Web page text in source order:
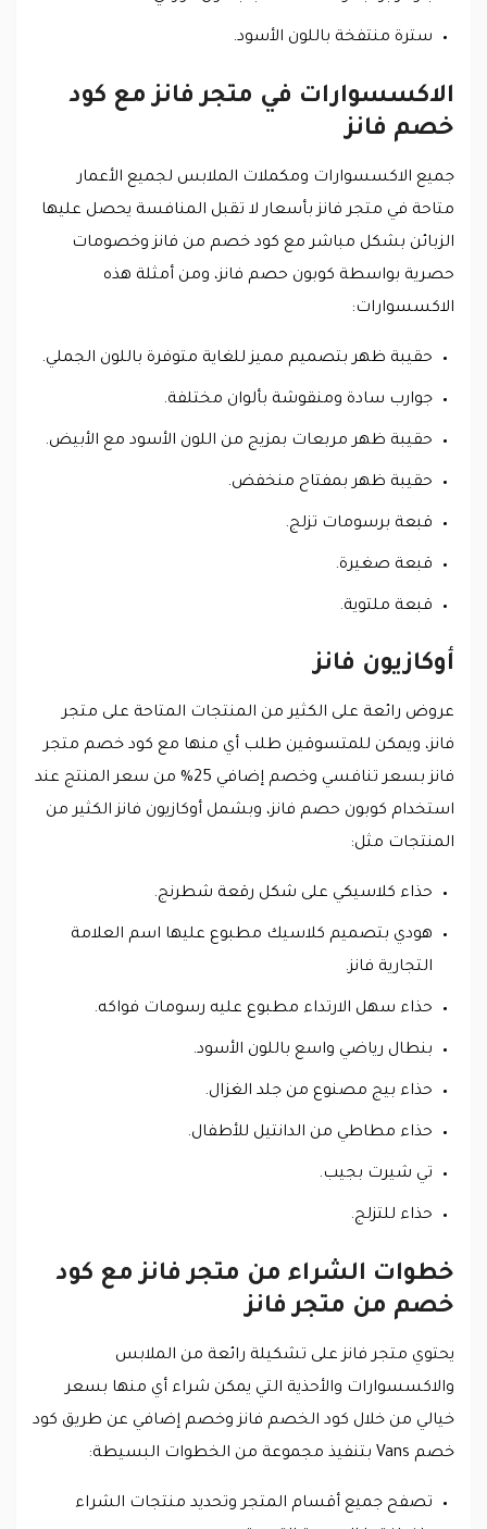
سترة منتفخة باللون الأسود.
الاكسسوارات في متجر فانز مع كود
خصم فانز
جميع الاكسسوارات ومكملات الملابس لجميع الأعمار
متاحة في متجر فانز بأسعار لا تقبل المنافسة يحصل عليها
الزبائن بشكل مباشر مع كود خصم من فانز وخصومات
حصرية بواسطة كوبون حصم فانز، ومن أمثلة هذه
الاكسسوارات:
حقيبة ظهر بتصميم مميز للغاية متوفرة باللون الجملي.
جوارب سادة ومنقوشة بألوان مختلفة.
حقيبة ظهر مربعات بمزيج من اللون الأسود مع الأبيض.
حقيبة ظهر بمفتاح منخفض.
قبعة برسومات تزلج.
قبعة صغيرة.
قبعة ملتوية.
أوكازيون فانز
عروض رائعة على الكثير من المنتجات المتاحة على متجر
فانز، ويمكن للمتسوقين طلب أي منها مع كود خصم متجر
فانز بسعر تنافسي وخصم إضافي 25% من سعر المنتج عند
استخدام كوبون حصم فانز، وبشمل أوكازيون فانز الكثير من
المنتجات مثل:
حذاء كلاسيكي على شكل رقعة شطرنج.
هودي بتصميم كلاسيك مطبوع عليها اسم العلامة
التجارية فانز.
حذاء سهل الارتداء مطبوع عليه رسومات فواكه.
بنطال رياضي واسع باللون الأسود.
حذاء بيج مصنوع من جلد الغزال.
حذاء مطاطي من الدانتيل للأطفال.
تي شيرت بجيب.
حذاء للتزلج.
خطوات الشراء من متجر فانز مع كود
خصم من متجر فانز
يحتوي متجر فانز على تشكيلة رائعة من الملابس
والاكسسوارات والأحذية التي يمكن شراء أي منها بسعر
خيالي من خلال كود الخصم فانز وخصم إضافي عن طريق كود
خصم Vans بتنفيذ مجموعة من الخطوات البسيطة:
تصفح جميع أقسام المتجر وتحديد منتجات الشراء